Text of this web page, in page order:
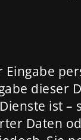
dieser
ist
Daten